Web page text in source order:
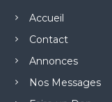
Accueil
Contact
Annonces
Nos Messages